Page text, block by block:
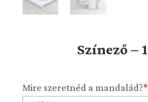
Színező – 1
Mire szeretnéd a mandalád?*